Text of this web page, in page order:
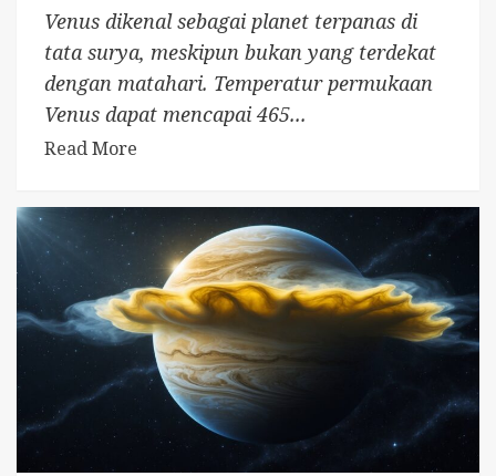
Venus dikenal sebagai planet terpanas di
tata surya, meskipun bukan yang terdekat
dengan matahari. Temperatur permukaan
Venus dapat mencapai 465...
Read More